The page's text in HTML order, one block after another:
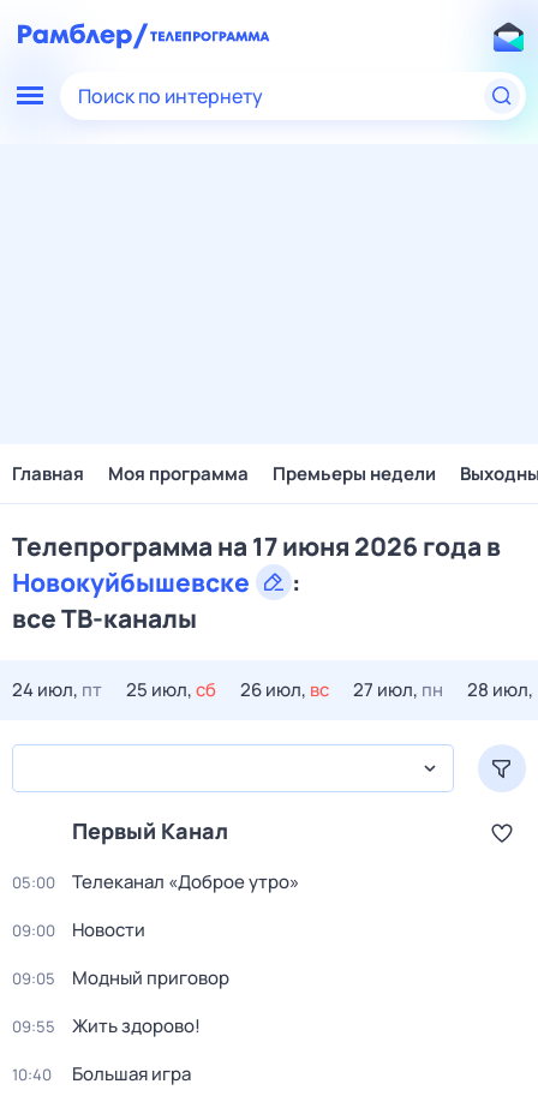
Поиск по интернету
Главная Моя программа Премьеры недели
Телепрограмма на 17 июня 2026 года в
Новокуйбышевске
:
все ТВ-каналы
24 июл, пт 25 июл,сб 26 июл, вс 27 июл, пн 28 июл,
Первый Канал
05:00 Телеканал «Доброе утро»
09:00 Новости
09:05 Модный приговор
09:55 Жить здорово!
10:40 Большая игра